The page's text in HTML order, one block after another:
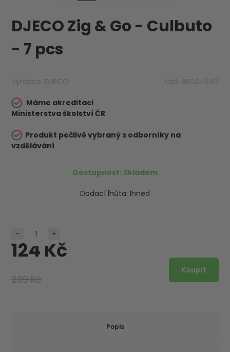
DJECO Zig & Go - Culbuto
- 7 pcs
Výrobce: DJECO Kód: ARD04549
Máme akreditaci
Ministerstva školství ČR
Produkt pečlivě vybraný s odborníky na
vzdělávání
Dostupnost: Skladem
Dodací lhůta: Ihned
289 Kč
124 Kč
- +
Popis